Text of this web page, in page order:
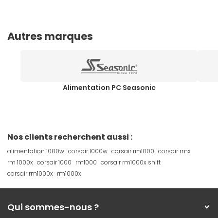
Autres marques
Alimentation PC Seasonic
Nos clients recherchent aussi :
alimentation 1000w corsair 1000w corsair rm1000 corsair rmx
rm 1000x corsair 1000 rm1000 corsair rm1000x shift
corsair rm1000x rm1000x
Qui sommes-nous ?